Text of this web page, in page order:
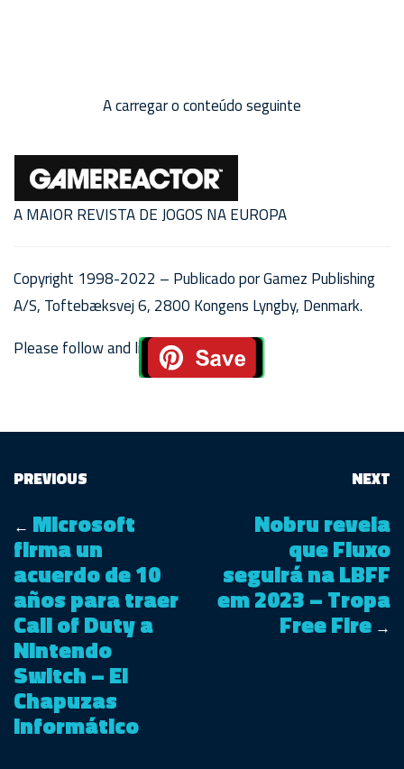
A carregar o conteúdo seguinte
A MAIOR REVISTA DE JOGOS NA EUROPA
Copyright 1998-2022 – Publicado por Gamez Publishing
A/S, Toftebæksvej 6, 2800 Kongens Lyngby, Denmark.
Please follow and like us:
PREVIOUS
← Microsoft
firma un
acuerdo de 10
años para traer
Call of Duty a
Nintendo
Switch – El
Chapuzas
Informático
NEXT
Nobru revela
que Fluxo
seguirá na LBFF
em 2023 – Tropa
Free Fire →